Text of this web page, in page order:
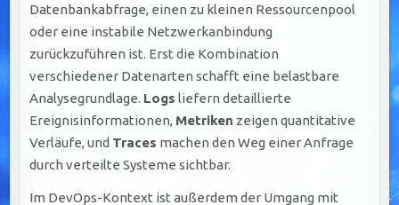
Datenbankabfrage, einen zu kleinen Ressourcenpool
oder eine instabile Netzwerkanbindung
zurückzuführen ist. Erst die Kombination
verschiedener Datenarten schafft eine belastbare
Analysegrundlage. Logs liefern detaillierte
Ereignisinformationen, Metriken zeigen quantitative
Verläufe, und Traces machen den Weg einer Anfrage
durch verteilte Systeme sichtbar.
Im DevOps-Kontext ist außerdem der Umgang mit